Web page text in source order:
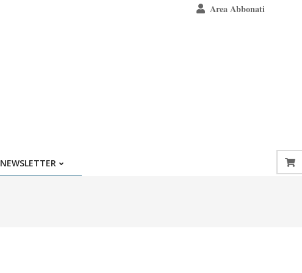
Area Abbonati
NEWSLETTER